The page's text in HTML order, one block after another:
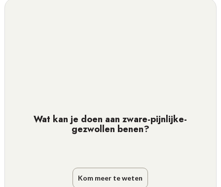
Wat kan je doen aan zware-pijnlijke-
gezwollen benen?
Kom meer te weten